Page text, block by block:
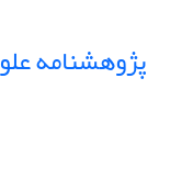
پژوهشنامه